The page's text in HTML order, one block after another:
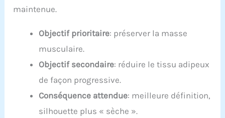
maintenue.
Objectif prioritaire: préserver la masse
musculaire.
Objectif secondaire: réduire le tissu adipeux
de façon progressive.
Conséquence attendue: meilleure définition,
silhouette plus « sèche ».